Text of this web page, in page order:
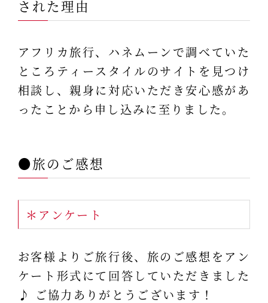
された理由
アフリカ旅行、ハネムーンで調べていた
ところティースタイルのサイトを見つけ
相談し、親身に対応いただき安心感があ
ったことから申し込みに至りました。
●旅のご感想
＊アンケート
お客様よりご旅行後、旅のご感想をアン
ケート形式にて回答していただきました
♪ ご協力ありがとうございます！